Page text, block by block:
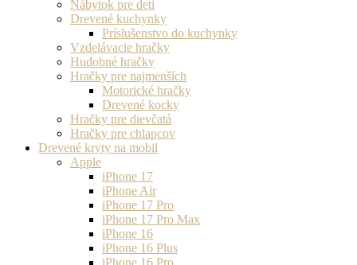
Nábytok pre deti
Drevené kuchynky
Príslušenstvo do kuchynky
Vzdelávacie hračky
Hudobné hračky
Hračky pre najmenších
Motorické hračky
Drevené kocky
Hračky pre dievčatá
Hračky pre chlapcov
Drevené kryty na mobil
Apple
iPhone 17
iPhone Air
iPhone 17 Pro
iPhone 17 Pro Max
iPhone 16
iPhone 16 Plus
iPhone 16 Pro